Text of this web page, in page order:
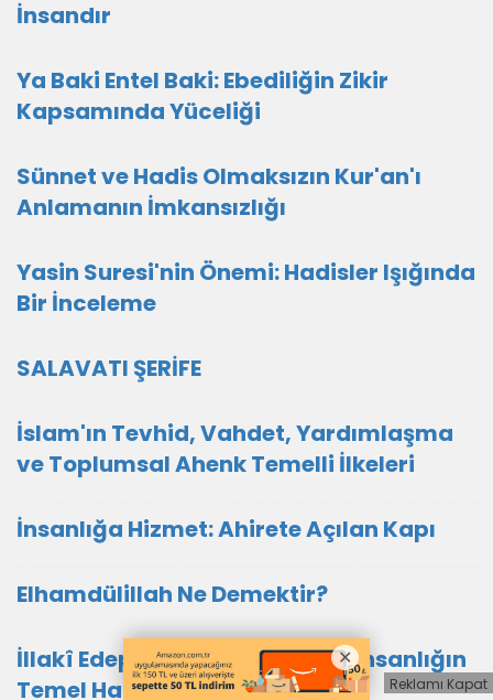
İnsandır
Ya Baki Entel Baki: Ebediliğin Zikir
Kapsamında Yüceliği
Sünnet ve Hadis Olmaksızın Kur'an'ı
Anlamanın İmkansızlığı
Yasin Suresi'nin Önemi: Hadisler Işığında
Bir İnceleme
SALAVATI ŞERİFE
İslam'ın Tevhid, Vahdet, Yardımlaşma
ve Toplumsal Ahenk Temelli İlkeleri
İnsanlığa Hizmet: Ahirete Açılan Kapı
Elhamdülillah Ne Demektir?
İllakî Edep: Aklın Zâhiri Sureti, İnsanlığın
Temel Harcı
Reklamı Kapat